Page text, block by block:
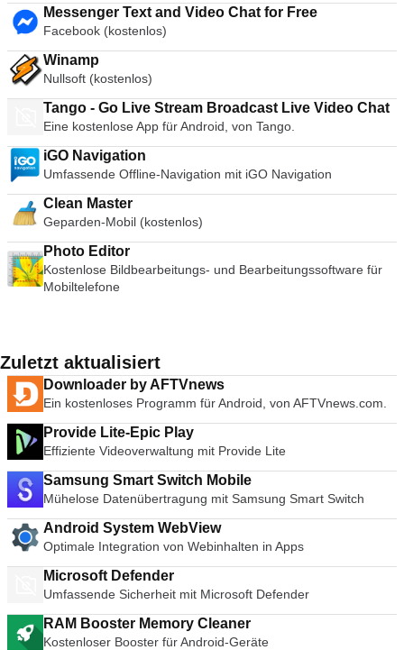
Messenger Text and Video Chat for Free
Facebook (kostenlos)
Winamp
Nullsoft (kostenlos)
Tango - Go Live Stream Broadcast Live Video Chat
Eine kostenlose App für Android, von Tango.
iGO Navigation
Umfassende Offline-Navigation mit iGO Navigation
Clean Master
Geparden-Mobil (kostenlos)
Photo Editor
Kostenlose Bildbearbeitungs- und Bearbeitungssoftware für
Mobiltelefone
Zuletzt aktualisiert
Downloader by AFTVnews
Ein kostenloses Programm für Android, von AFTVnews.com.
Provide Lite-Epic Play
Effiziente Videoverwaltung mit Provide Lite
Samsung Smart Switch Mobile
Mühelose Datenübertragung mit Samsung Smart Switch
Android System WebView
Optimale Integration von Webinhalten in Apps
Microsoft Defender
Umfassende Sicherheit mit Microsoft Defender
RAM Booster Memory Cleaner
Kostenloser Booster für Android-Geräte